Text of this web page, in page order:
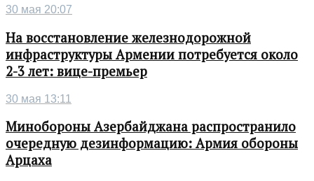
30 мая 20:07
На восстановление железнодорожной
инфраструктуры Армении потребуется около
2-3 лет: вице-премьер
30 мая 13:11
Минобороны Азербайджана распространило
очередную дезинформацию: Армия обороны
Арцаха